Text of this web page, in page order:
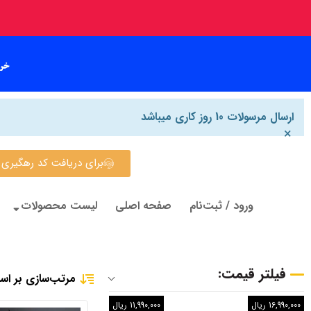
ارسال مرسولات 10 روز کاری میباشد
×
برای دریافت کد رهگیری روی
ورود / ثبت‌نام صفحه اصلی لیست محصولات
فیلتر قیمت:
11,990,000 ریال 16,990,000 ریال
مرتب‌سازی بر